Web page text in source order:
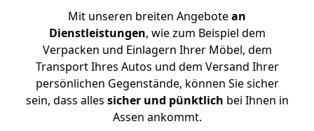
Mit unseren breiten Angebotean
Dienstleistungen, wie zum Beispiel dem
Verpacken und Einlagern Ihrer Möbel, dem
Transport Ihres Autos und dem Versand Ihrer
persönlichen Gegenstände, können Sie sicher
sein, dass alles sicher und pünktlich bei Ihnen in
Assen ankommt.